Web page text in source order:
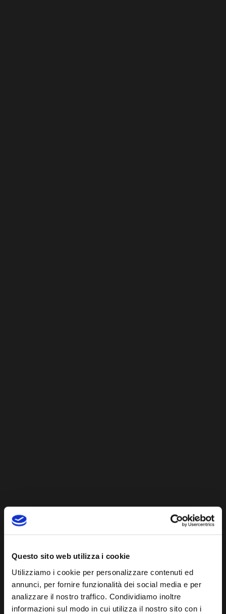
Questo sito web utilizza i cookie
Utilizziamo i cookie per personalizzare contenuti ed
annunci, per fornire funzionalità dei social media e per
analizzare il nostro traffico. Condividiamo inoltre
informazioni sul modo in cui utilizza il nostro sito con i